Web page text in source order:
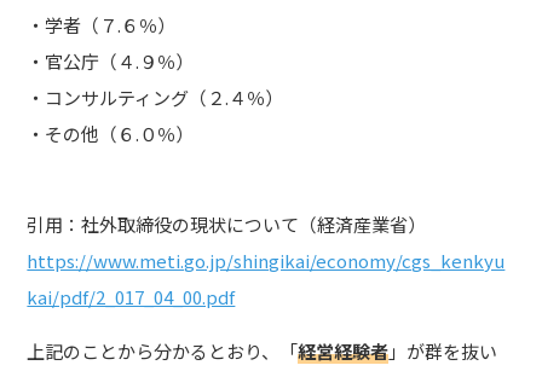
・学者（７.６％）
・官公庁（４.９％）
・コンサルティング（２.４％）
・その他（６.０％）
引用：社外取締役の現状について（経済産業省）
https://www.meti.go.jp/shingikai/economy/cgs_kenkyu
kai/pdf/2_017_04_00.pdf
上記のことから分かるとおり、「経営経験者」が群を抜い